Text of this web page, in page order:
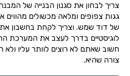
צריך לבחון את סגנון הבנייה של
גגות צפופים ומלאה מכשולים
של דוד שמש. וצריך לקחת בחשבון
לוגיסטיים בדרך לעצב את המערכת
חשוב שאתם לא רוצים לוותר עליו
צורה שהיא.